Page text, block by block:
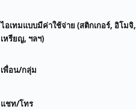
ไอเทมแบบมีค่าใช้จ่าย (สติกเกอร์, อิโมจิ,
เหรียญ, ฯลฯ)
เพื่อน/กลุ่ม
แชท/โทร